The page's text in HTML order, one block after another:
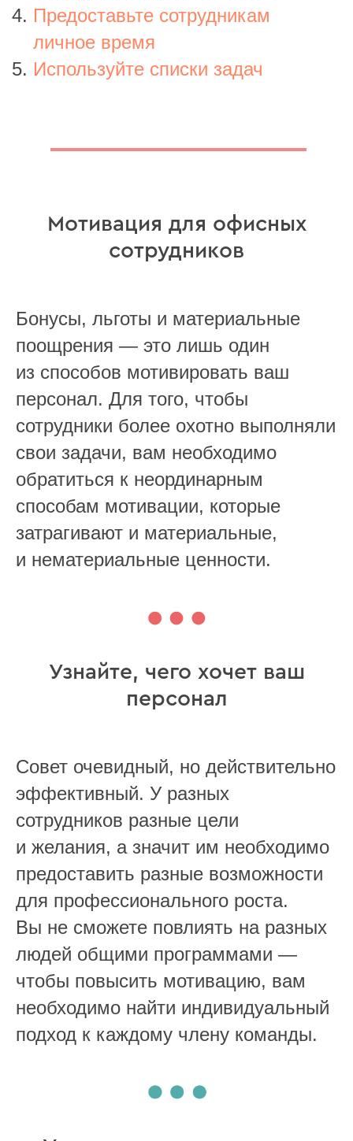
Предоставьте сотрудникам
личное время
Используйте списки задач
Мотивация для офисных
сотрудников
Бонусы, льготы и материальные
поощрения — это лишь один
из способов мотивировать ваш
персонал. Для того, чтобы
сотрудники более охотно выполняли
свои задачи, вам необходимо
обратиться к неординарным
способам мотивации, которые
затрагивают и материальные,
и нематериальные ценности.
Узнайте, чего хочет ваш
персонал
Совет очевидный, но действительно
эффективный. У разных
сотрудников разные цели
и желания, а значит им необходимо
предоставить разные возможности
для профессионального роста.
Вы не сможете повлиять на разных
людей общими программами —
чтобы повысить мотивацию, вам
необходимо найти индивидуальный
подход к каждому члену команды.